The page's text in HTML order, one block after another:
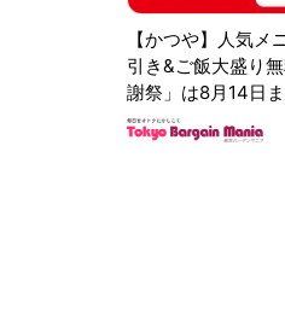
【かつや】人気メ
引き&ご飯大盛り
謝祭」は8月14日ま